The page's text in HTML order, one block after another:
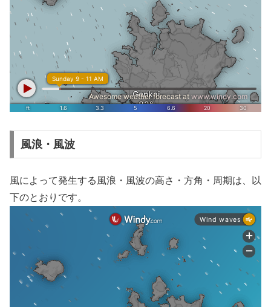
風浪・風波
風によって発生する風浪・風波の高さ・方角・周期は、以
下のとおりです。